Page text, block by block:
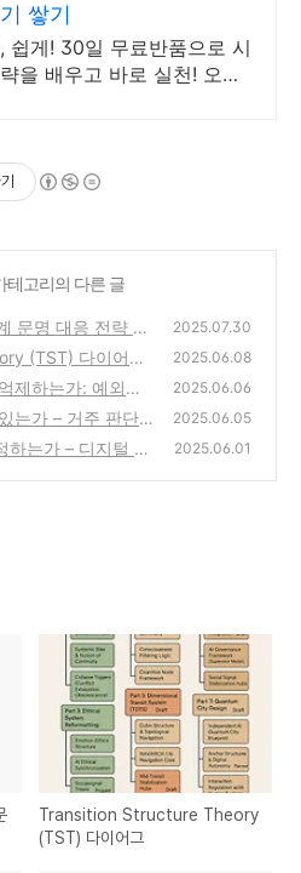
쌓기
쉽게! 30일 무료반품으로 시
을 배우고 바로 실천! 오늘
테고리의 다른 글
문명 대응 전략 백
2025.07.30
(TST) 다이어그 2025.06.08
제하는가: 예외자
한 구조론적 고찰
2025.06.06
는가 – 거주 판단
2025.06.05
하는가 – 디지털 거
2025.06.01
Transition Structure Theory
(TST) 다이어그